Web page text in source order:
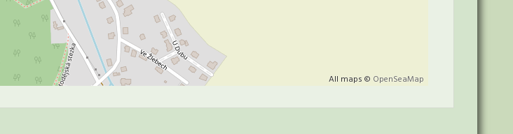
All maps © OpenSeaMap